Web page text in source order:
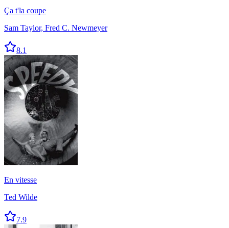
Ça t'la coupe
Sam Taylor, Fred C. Newmeyer
8.1
En vitesse
Ted Wilde
7.9